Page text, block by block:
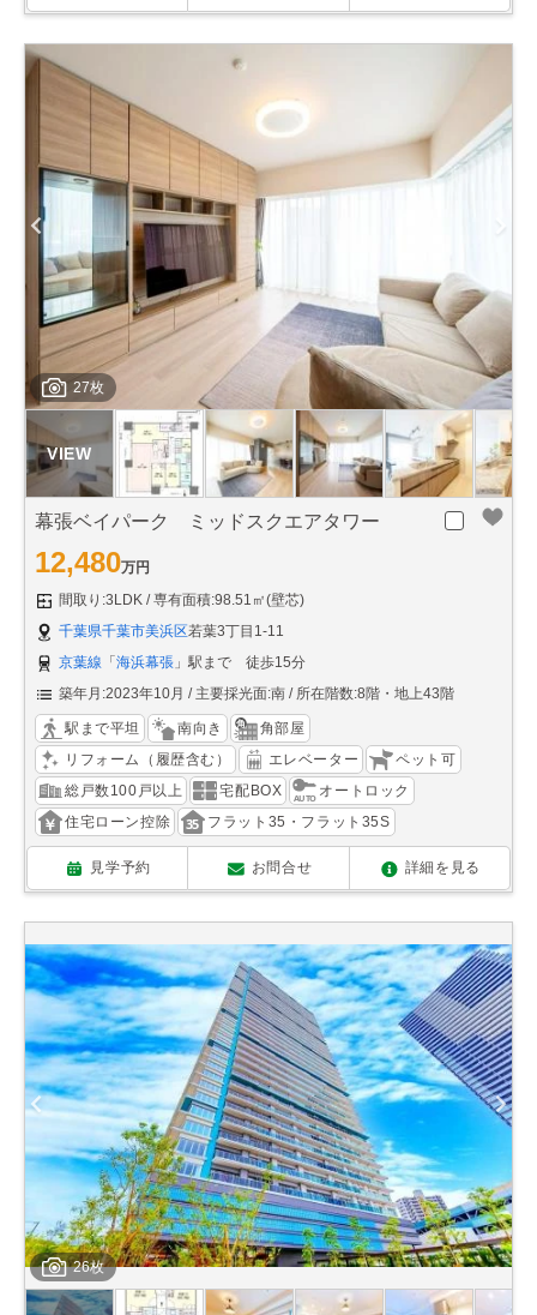
27枚
幕張ベイパーク ミッドスクエアタワー
12,480万円
間取り:3LDK
専有面積:98.51㎡(壁芯)
千葉県千葉市美浜区若葉3丁目1-11
京葉線 「 海浜幕張 」駅まで 徒歩15分
築年月:2023年10月
主要採光面:南 所在階数:8階・地上43階
駅まで平坦 南向き
角部屋
リフォーム（履歴含む）
エレベーター
ペット可
総戸数100戸以上
宅配BOX
オートロック
住宅ローン控除
フラット35・フラット35S
見学予約 お問合せ 詳細を見る
26枚